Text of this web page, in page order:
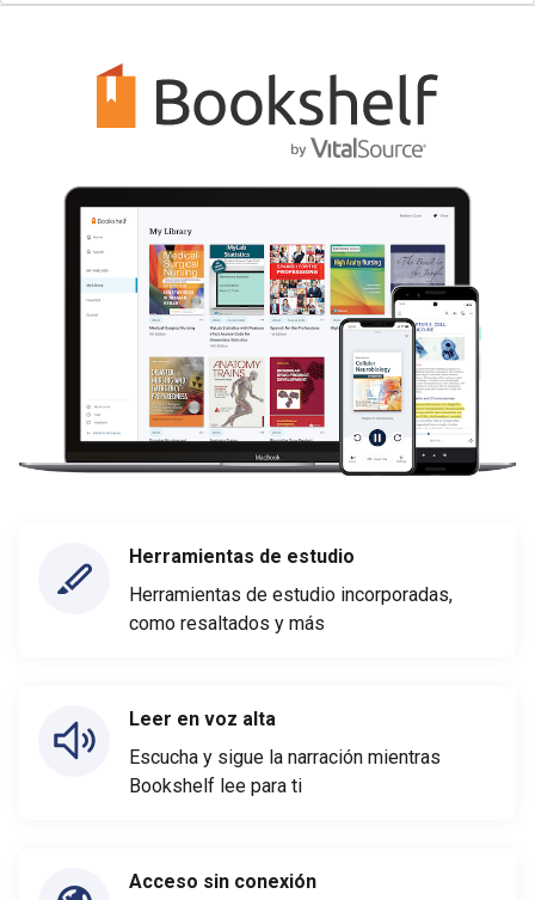
Herramientas de estudio
Herramientas de estudio incorporadas,
como resaltados y más
Leer en voz alta
Escucha y sigue la narración mientras
Bookshelf lee para ti
Acceso sin conexión